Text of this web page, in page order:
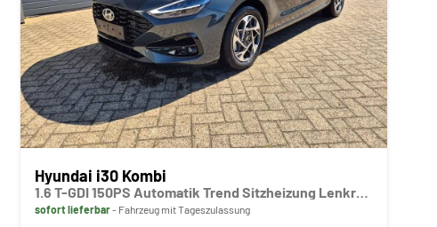
Hyundai i30 Kombi
1.6 T-GDI 150PS Automatik Trend Sitzheizung Lenkradheizung Klimaautomatik PDC v+h Rückf.Kamera Navi Apple CarPlay + Android Auto 16"LM
sofort lieferbar Fahrzeug mit Tageszulassung